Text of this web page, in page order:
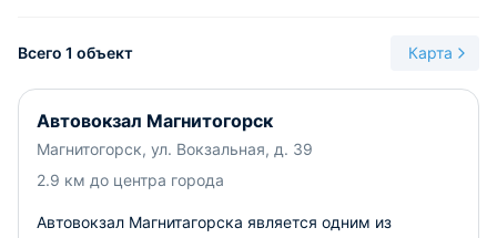
Всего 1 объект Карта
Автовокзал Магнитогорск
Магнитогорск, ул. Вокзальная, д. 39
2.9 км до центра города
Автовокзал Магнитагорска является одним из